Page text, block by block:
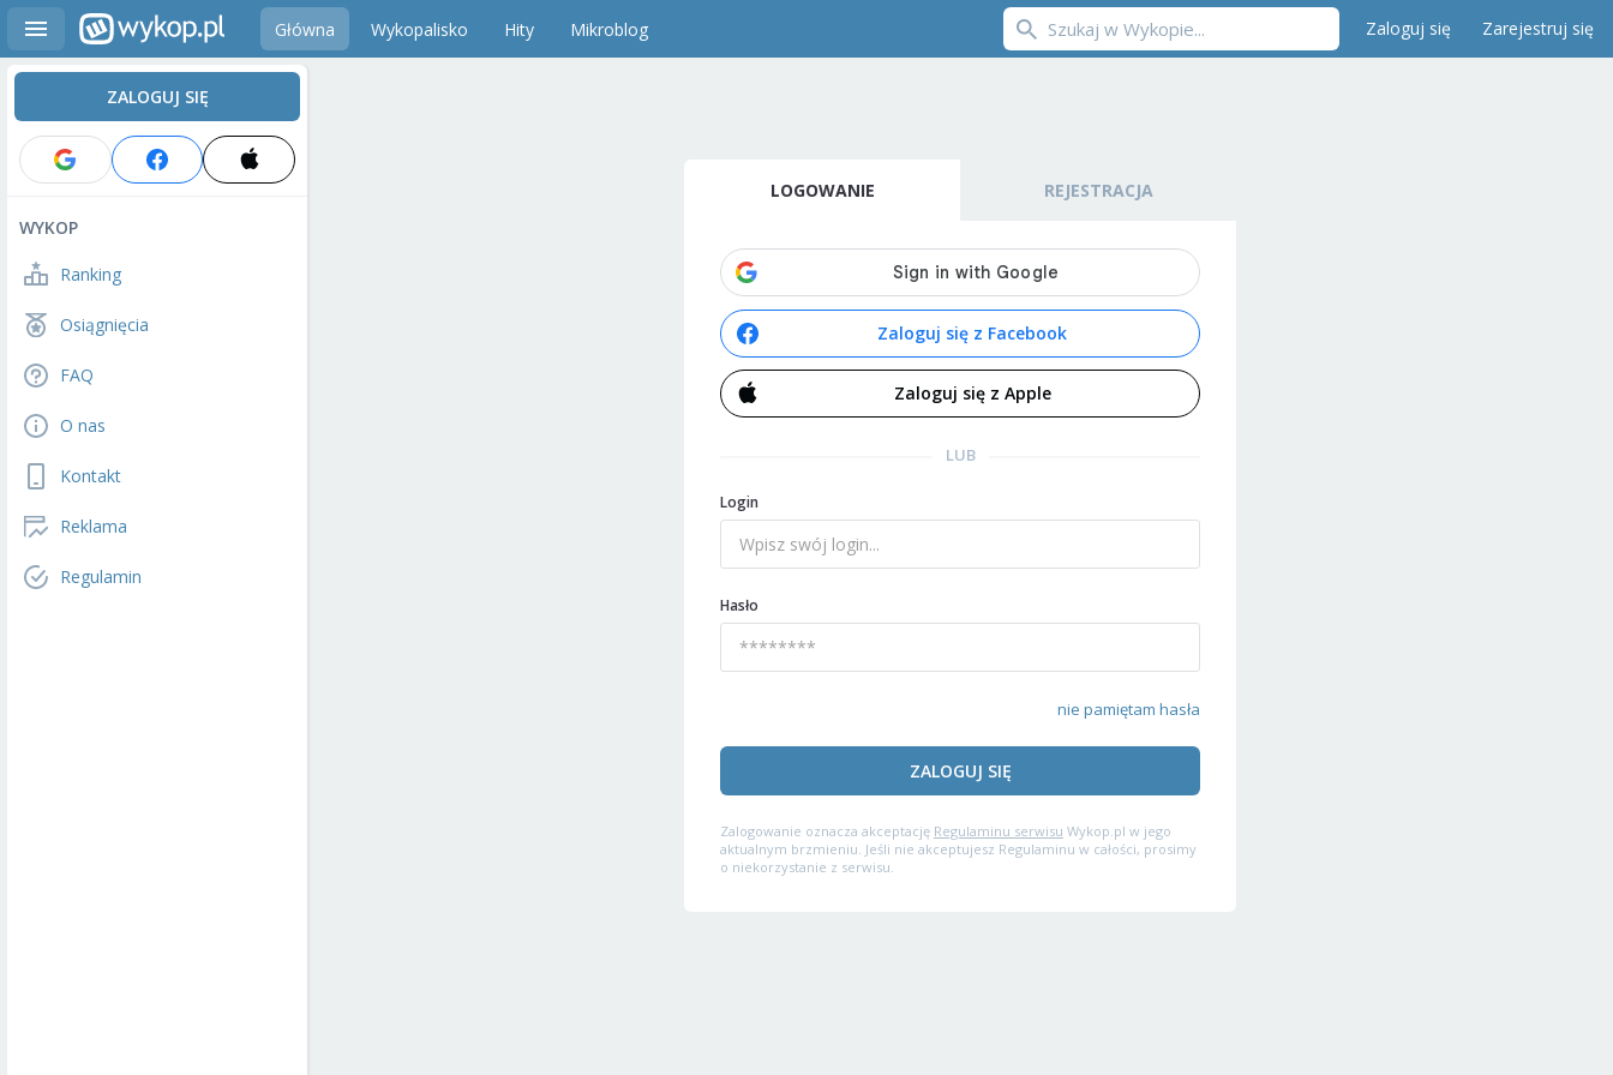
Główna Wykopalisko Hity Mikroblog Zaloguj się Zarejestruj się
ZALOGUJ SIĘ
WYKOP
Ranking
Osiągnięcia
FAQ
O nas
Kontakt
Reklama
Regulamin
LOGOWANIE REJESTRACJA
Zaloguj się z Facebook
Zaloguj się z Apple
LUB
Login
Hasło
nie pamiętam hasła
ZALOGUJ SIĘ
Zalogowanie oznacza akceptację Regulaminu serwisu Wykop.pl w jego
aktualnym brzmieniu. Jeśli nie akceptujesz Regulaminu w całości, prosimy
o niekorzystanie z serwisu.